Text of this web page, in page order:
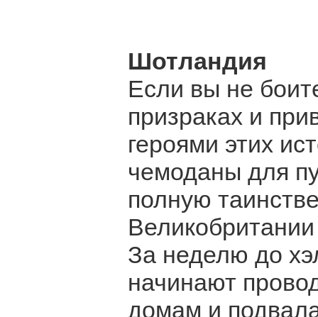
Шотландия
Если вы не
призраках и
героями этих
чемоданы для
полную
За неделю до
начинают
домам и